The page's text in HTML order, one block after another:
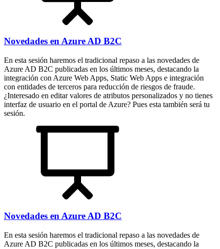
Novedades en Azure AD B2C
En esta sesión haremos el tradicional repaso a las novedades de
Azure AD B2C publicadas en los últimos meses, destacando la
integración con Azure Web Apps, Static Web Apps e integración
con entidades de terceros para reducción de riesgos de fraude.
¿Interesado en editar valores de atributos personalizados y no tienes
interfaz de usuario en el portal de Azure? Pues esta también será tu
sesión.
Novedades en Azure AD B2C
En esta sesión haremos el tradicional repaso a las novedades de
Azure AD B2C publicadas en los últimos meses, destacando la